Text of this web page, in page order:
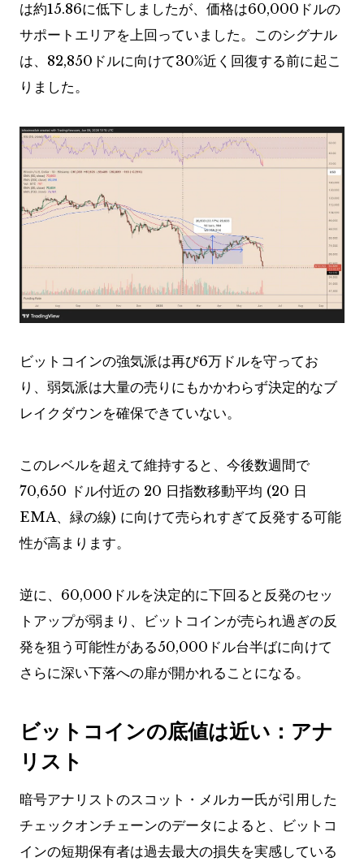
は約15.86に低下しましたが、価格は60,000ドルの
サポートエリアを上回っていました。このシグナル
は、82,850ドルに向けて30%近く回復する前に起こ
りました。
ビットコインの強気派は再び6万ドルを守ってお
り、弱気派は大量の売りにもかかわらず決定的なブ
レイクダウンを確保できていない。
このレベルを超えて維持すると、今後数週間で
70,650 ドル付近の 20 日指数移動平均 (20 日
EMA、緑の線) に向けて売られすぎて反発する可能
性が高まります。
逆に、60,000ドルを決定的に下回ると反発のセッ
トアップが弱まり、ビットコインが売られ過ぎの反
発を狙う可能性がある50,000ドル台半ばに向けて
さらに深い下落への扉が開かれることになる。
ビットコインの底値は近い：アナ
リスト
暗号アナリストのスコット・メルカー氏が引用した
チェックオンチェーンのデータによると、ビットコ
インの短期保有者は過去最大の損失を実感している